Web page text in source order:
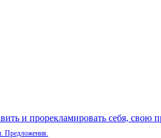
и прорекламировать себя, свою
Предложения.